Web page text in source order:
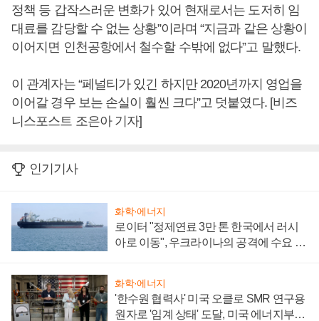
정책 등 갑작스러운 변화가 있어 현재로서는 도저히 임
대료를 감당할 수 없는 상황”이라며 “지금과 같은 상황이
이어지면 인천공항에서 철수할 수밖에 없다”고 말했다.
이 관계자는 “페널티가 있긴 하지만 2020년까지 영업을
이어갈 경우 보는 손실이 훨씬 크다”고 덧붙였다. [비즈
니스포스트 조은아 기자]
인기기사
화학·에너지
로이터 "정제연료 3만 톤 한국에서 러시
아로 이동", 우크라이나의 공격에 수요 늘
화학·에너지
'한수원 협력사' 미국 오클로 SMR 연구용
원자로 '임계 상태' 도달, 미국 에너지부